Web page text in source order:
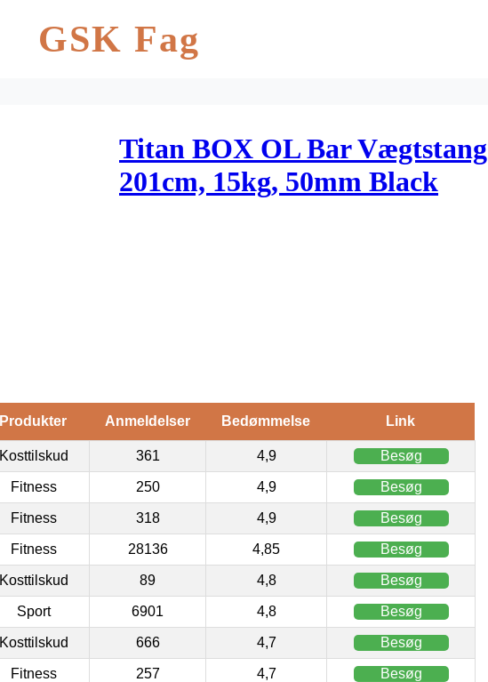
GSK Fag
Titan BOX OL Bar Vægtstang
201cm, 15kg, 50mm Black
Produkter Anmeldelser Bedømmelse Link
Kosttilskud 361 4,9 Besøg
Fitness 250 4,9 Besøg
Fitness 318 4,9 Besøg
Fitness 28136 4,85 Besøg
Kosttilskud 89 4,8 Besøg
Sport 6901 4,8 Besøg
Kosttilskud 666 4,7 Besøg
Fitness 257 4,7 Besøg